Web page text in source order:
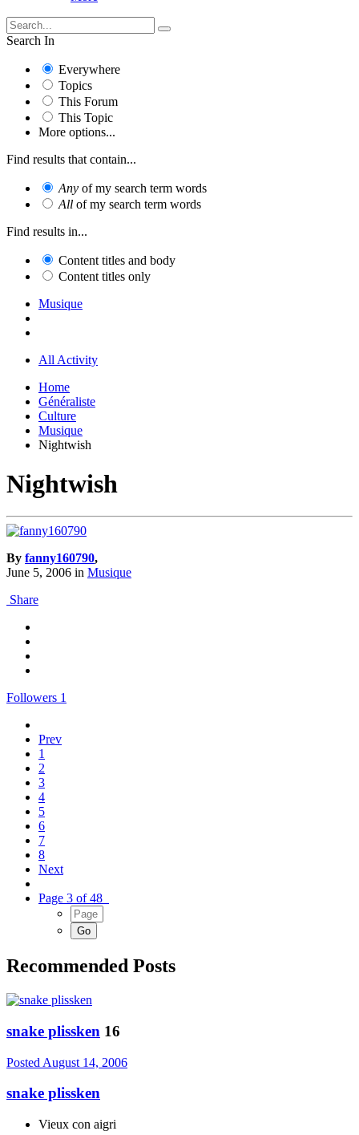
Search In
Everywhere
Topics
This Forum
This Topic
More options...
Find results that contain...
Any of my search term words
All of my search term words
Find results in...
Content titles and body
Content titles only
Musique
All Activity
Home
Généraliste
Culture
Musique
Nightwish
Nightwish
By fanny160790,
June 5, 2006 in Musique
Share
Followers 1
Prev
1
2
3
4
5
6
7
8
Next
Page 3 of 48
Recommended Posts
snake plissken 16
Posted August 14, 2006
snake plissken
Vieux con aigri